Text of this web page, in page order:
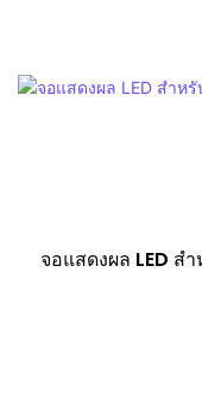
จอแสดงผล LED ส